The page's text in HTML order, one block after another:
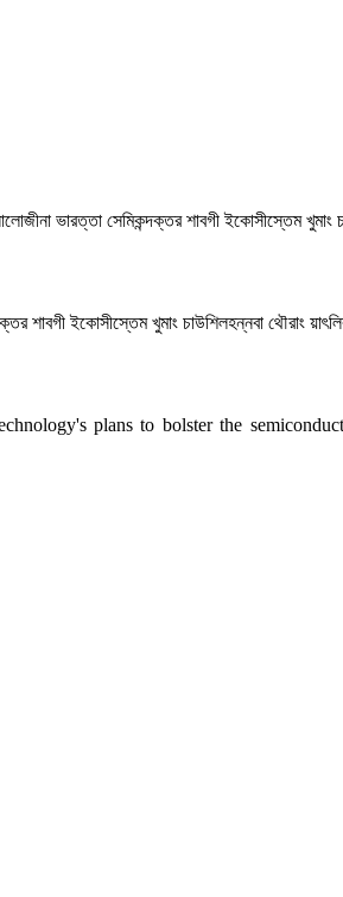
ভারত্তা সেমিকন্দক্তর শাবগী ইকোসীস্তেম খুমাং
ইকোসীস্তেম খুমাং চাউশিলহন্নবা থৌরাং
plans to bolster the